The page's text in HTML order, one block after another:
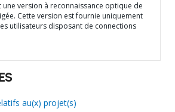
version à reconnaissance optique de
Cette version est fournie uniquement
utilisateurs disposant de connections
au(x) projet(s)